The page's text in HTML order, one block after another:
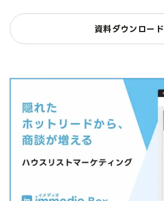
資料ダウンロード